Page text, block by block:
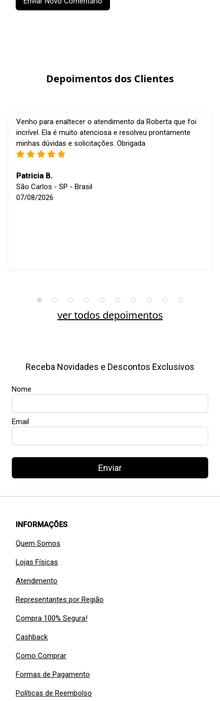
Depoimentos dos Clientes
Venho para enaltecer o atendimento da Roberta que foi
incrível. Ela é muito atenciosa e resolveu prontamente
minhas dúvidas e solicitações. Obrigada
Patricia B.
São Carlos - SP - Brasil
07/08/2026
ver todos depoimentos
Receba Novidades e Descontos Exclusivos
Nome
Email
Enviar
INFORMAÇÕES
Quem Somos
Lojas Físicas
Atendimento
Representantes por Região
Compra 100% Segura!
Cashback
Como Comprar
Formas de Pagamento
Políticas de Reembolso